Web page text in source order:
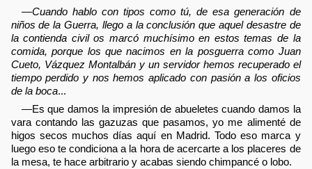
—Cuando hablo con tipos como tú, de esa generación de
niños de la Guerra, llego a la conclusión que aquel desastre de
la contienda civil os marcó muchísimo en estos temas de la
comida, porque los que nacimos en la posguerra como Juan
Cueto, Vázquez Montalbán y un servidor hemos recuperado el
tiempo perdido y nos hemos aplicado con pasión a los oficios
de la boca...
—Es que damos la impresión de abueletes cuando damos la
vara contando las gazuzas que pasamos, yo me alimenté de
higos secos muchos días aquí en Madrid. Todo eso marca y
luego eso te condiciona a la hora de acercarte a los placeres de
la mesa, te hace arbitrario y acabas siendo chimpancé o lobo.